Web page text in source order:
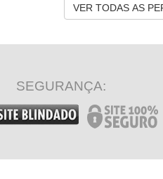
VER TODAS AS
SEGURANÇA: